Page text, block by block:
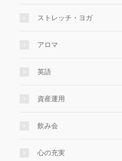
ストレッチ・ヨガ
アロマ
英語
資産運用
飲み会
心の充実